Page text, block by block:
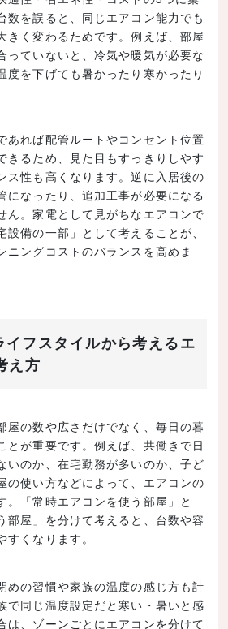
数を誤ると、同じエアコン能力でも
きく変わるためです。例えば、部屋
っていないと、冷気や暖気が必要な
度を下げても暑かったり寒かったり
あれば配管ルートやコンセント位置
きるため、見た目もすっきりしやす
ス性も高くなります。逆に入居後の
になったり、追加工事が必要になる
ん。家電として見がちなエアコンで
備の一部」として考えることが、
ニングコストのバランスを高めま
フスタイルから考えるエ
え方
屋の数や広さだけでなく、毎日の暮
とが重要です。例えば、共働きで日
いのか、在宅勤務が多いのか、子ど
の使い方などによって、エアコンの
。「常時エアコンを使う部屋」と
部屋」を分けて考えると、台数や容
くなります。
めの習慣や家族の温度の感じ方も計
で同じ温度設定だと寒い・暑いと感
は、ゾーンごとにエアコンを分けて